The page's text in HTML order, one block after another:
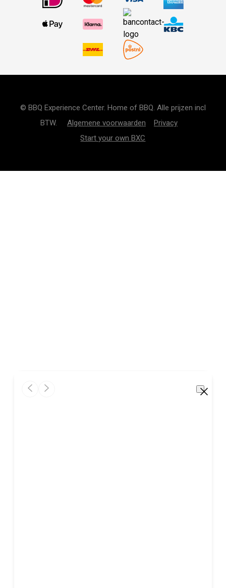
© BBQ Experience Center. Home of BBQ. Alle prijzen incl
BTW. Algemene voorwaarden
Privacy
Start your own BXC